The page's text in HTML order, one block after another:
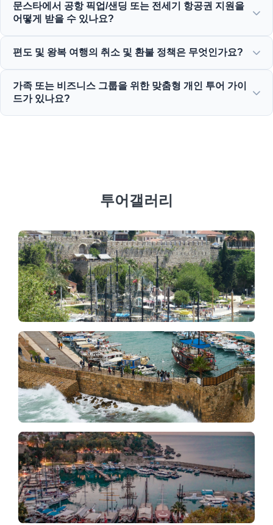
TÜRSAB(터키 여행사 협회)의 자랑스러운 회원으로서 최대한
의 신뢰성을 보장합니다.
문스타에서 공항 픽업/샌딩 또는 전세기 항공권 지원을
어떻게 받을 수 있나요?
트를 통해 직접 또는 24/7 고객 지원 팀에 연락하여 하실 수
편도 및 왕복 여행의 취소 및 환불 정책은 무엇인가요?
까지 무료 취소가 가능한 관대한 취소 정책을 제공합니다.
가족 또는 비즈니스 그룹을 위한 맞춤형 개인 투어 가이
드가 있나요?
투어갤러리